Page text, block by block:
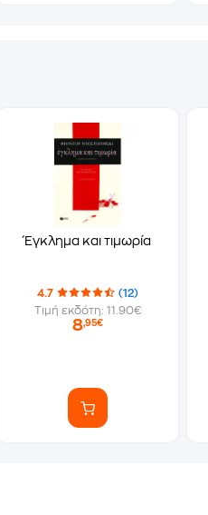
Έγκλημα και τιμωρία
4.7
(12)
Τιμή εκδότη: 11.90€
8,95€